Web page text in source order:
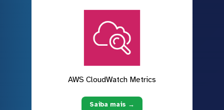
AWS CloudWatch Metrics
Saiba mais →